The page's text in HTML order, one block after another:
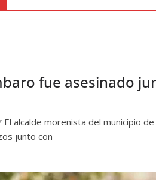
fue asesinado
alcalde morenista del municipio
junto con